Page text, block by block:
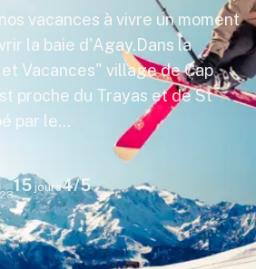
vacances à vivre un moment
la baie d'Agay.Dans la
Vacances" village de Cap
proche du Trayas et de St
par le…
15jours4/5